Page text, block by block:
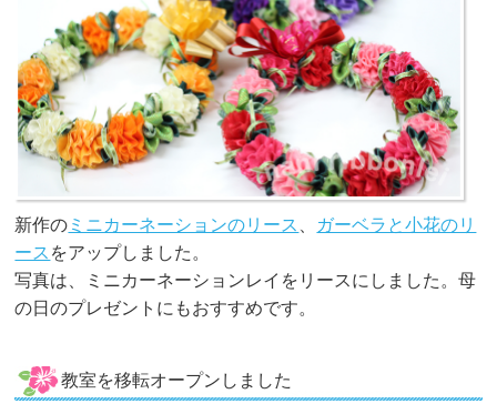
新作の ミニカーネーションのリース 、 ガーベラと小花のリ
ース をアップしました。
写真は、ミニカーネーションレイをリースにしました。母
の日のプレゼントにもおすすめです。
教室を移転オープンしました